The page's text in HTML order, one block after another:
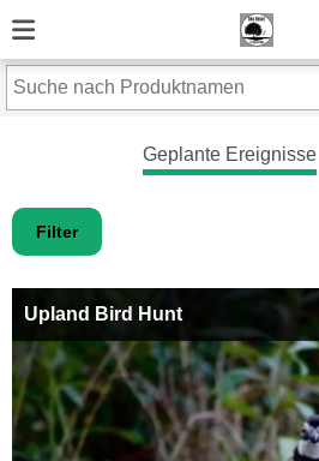
Geplante Ereignisse
Filter
Upland Bird Hunt